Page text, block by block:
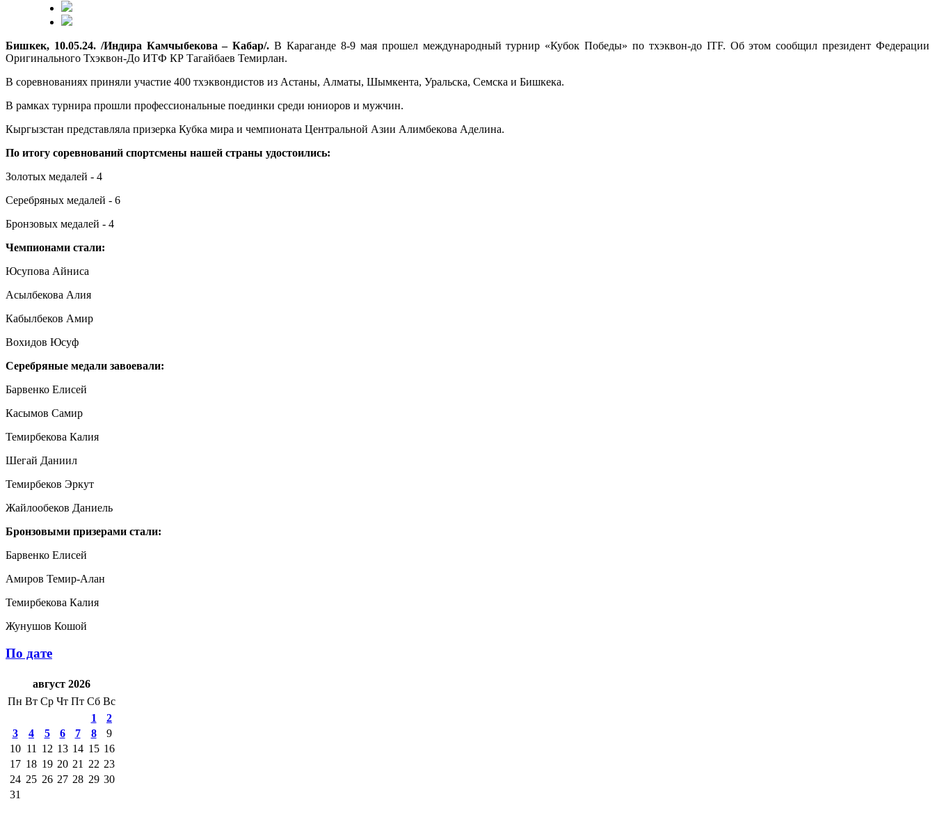
Бишкек, 10.05.24. /Индира Камчыбекова – Кабар/. В Караганде 8-9 мая прошел международный турнир «Кубок Победы» по тхэквон-до ITF. Об этом сообщил президент Федерации
Оригинального Тхэквон-До ИТФ КР Тагайбаев Темирлан.
В соревнованиях приняли участие 400 тхэквондистов из Астаны, Алматы, Шымкента, Уральска, Семска и Бишкека.
В рамках турнира прошли профессиональные поединки среди юниоров и мужчин.
Кыргызстан представляла призерка Кубка мира и чемпионата Центральной Азии Алимбекова Аделина.
По итогу соревнований спортсмены нашей страны удостоились:
Золотых медалей - 4
Серебряных медалей - 6
Бронзовых медалей - 4
Чемпионами стали:
Юсупова Айниса
Асылбекова Алия
Кабылбеков Амир
Вохидов Юсуф
Серебряные медали завоевали:
Барвенко Елисей
Касымов Самир
Темирбекова Калия
Шегай Даниил
Темирбеков Эркут
Жайлообеков Даниель
Бронзовыми призерами стали:
Барвенко Елисей
Амиров Темир-Алан
Темирбекова Калия
Жунушов Кошой
По дате
август 2026
Пн Вт Ср Чт Пт Сб Вс
1
2
3
4 5 6 7 8
9
10 11 12 13 14 15 16
17 18 19 20 21 22 23
24 25 26 27 28 29 30
31